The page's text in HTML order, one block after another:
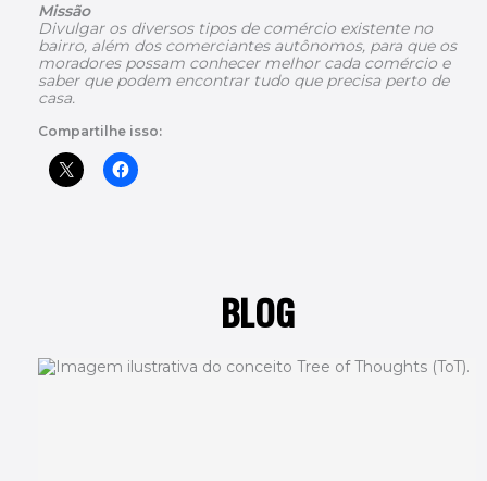
Missão
Divulgar os diversos tipos de comércio existente no
bairro, além dos comerciantes autônomos, para que os
moradores possam conhecer melhor cada comércio e
saber que podem encontrar tudo que precisa perto de
casa.
Compartilhe isso:
BLOG